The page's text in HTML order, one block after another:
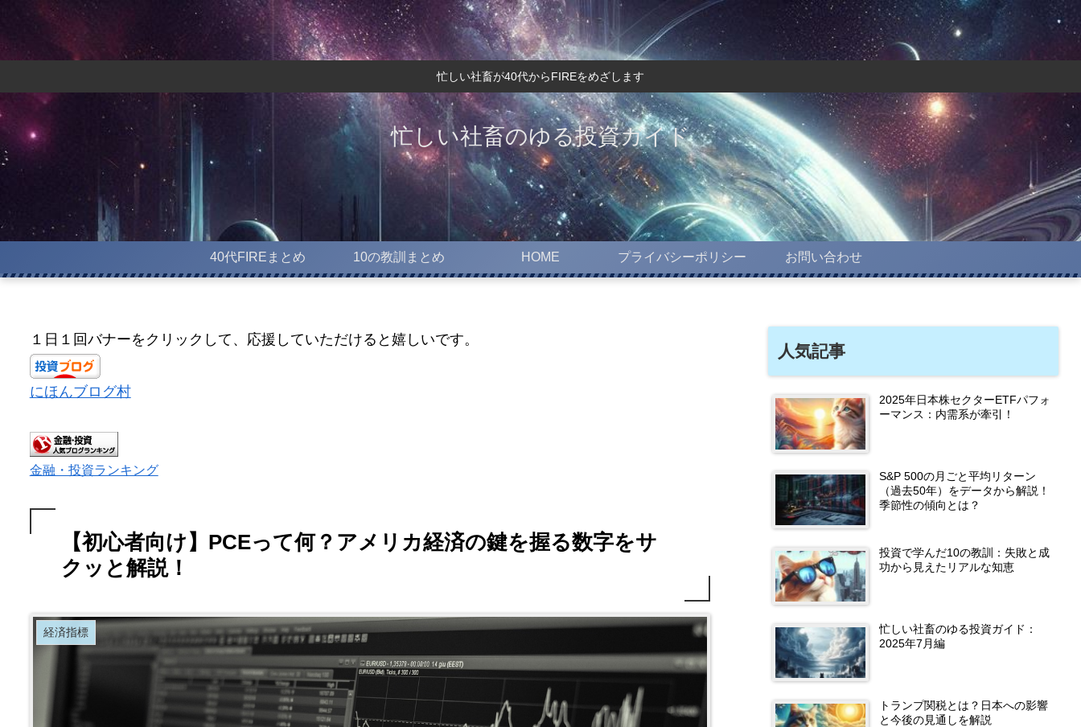
忙しい社畜が40代からFIREをめざします
忙しい社畜のゆる投資ガイド
40代FIREまとめ 10の教訓まとめ HOME プライバシーポリシー お問い合わせ
１日１回バナーをクリックして、応援していただけると嬉しいです。
にほんブログ村
金融・投資ランキング
【初心者向け】PCEって何？アメリカ経済の鍵を握る数字をサ
クッと解説！
経済指標
人気記事
2025年日本株セクターETFパフォ
ーマンス：内需系が牽引！
S&P 500の月ごと平均リターン
（過去50年）をデータから解説！
季節性の傾向とは？
投資で学んだ10の教訓：失敗と成
功から見えたリアルな知恵
忙しい社畜のゆる投資ガイド：
2025年7月編
トランプ関税とは？日本への影響
と今後の見通しを解説